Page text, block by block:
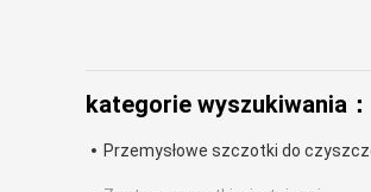
kategorie wyszukiwania：
Przemysłowe szczotki do